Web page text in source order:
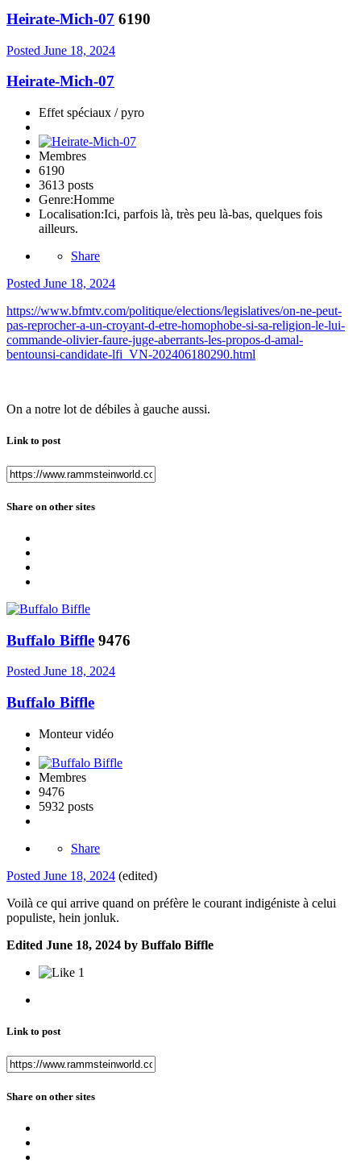
Heirate-Mich-07 6190
Posted June 18, 2024
Heirate-Mich-07
Effet spéciaux / pyro
Membres
6190
3613 posts
Genre:Homme
Localisation:Ici, parfois là, très peu là-bas, quelques fois
ailleurs.
Share
Posted June 18, 2024
https://www.bfmtv.com/politique/elections/legislatives/on-ne-peut-
pas-reprocher-a-un-croyant-d-etre-homophobe-si-sa-religion-le-lui-
commande-olivier-faure-juge-aberrants-les-propos-d-amal-
bentounsi-candidate-lfi_VN-202406180290.html
On a notre lot de débiles à gauche aussi.
Link to post
Share on other sites
Buffalo Biffle 9476
Posted June 18, 2024
Buffalo Biffle
Monteur vidéo
Membres
9476
5932 posts
Share
Posted June 18, 2024 (edited)
Voilà ce qui arrive quand on préfère le courant indigéniste à celui
populiste, hein jonluk.
Edited June 18, 2024 by Buffalo Biffle
1
Link to post
Share on other sites